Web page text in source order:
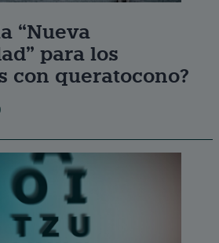
“Nueva
para los
con queratocono?